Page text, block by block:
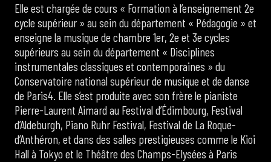
Elle est chargée de cours « Formation à l’enseignement 2e
cycle supérieur » au sein du département « Pédagogie » et
enseigne la musique de chambre 1er, 2e et 3e cycles
supérieurs au sein du département « Disciplines
instrumentales classiques et contemporaines » du
Conservatoire national supérieur de musique et de danse
de Paris4. Elle s’est produite avec son frère le pianiste
Pierre-Laurent Aimard au Festival d’Édimbourg, Festival
d’Aldeburgh, Piano Ruhr Festival, Festival de La Roque-
d’Anthéron, et dans des salles prestigieuses comme le Kioi
Hall à Tokyo et le Théâtre des Champs-Elysées à Paris